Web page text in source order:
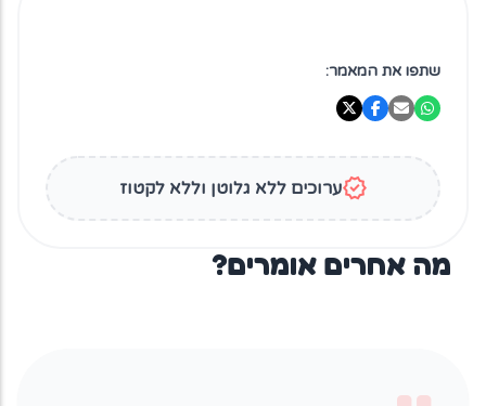
שתפו את המאמר:
verifiedערוכים ללא גלוטן וללא לקטוז
מה אחרים אומרים?